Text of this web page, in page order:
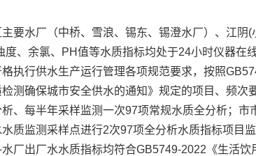
水厂（中桥、雪浪、锡东、锡澄水厂）、江阴(
度、余氯、PH值等水质指标均处于24小时仪器
执行供水生产运行管理各项规范要求，按照
测确保城市安全供水的通知》规定的项目、频
、每半年采样监测一次97项常规水质全分析；
质监测采样点进行2次97项全分析水质指标项目
厂出厂水水质指标均符合GB5749-2022《生活饮